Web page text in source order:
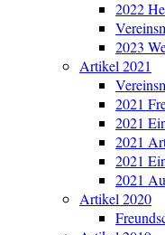
2022
2023
Artikel 2021
2021
2021
2021
2021
2021
Artikel 2020